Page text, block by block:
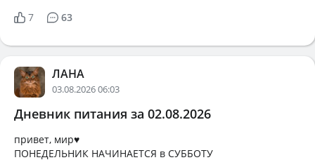
7
63
ЛАНА
03.08.2026 06:03
Дневник питания за 02.08.2026
привет, мир♥️
ПОНЕДЕЛЬНИК НАЧИНАЕТСЯ в СУББОТУ